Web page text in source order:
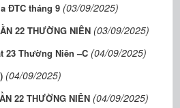
ĐTC tháng 9 (03/09/2025)
22 THƯỜNG NIÊN (03/09/2025)
23 Thường Niên –C (04/09/2025)
(04/09/2025)
22 THƯỜNG NIÊN (04/09/2025)